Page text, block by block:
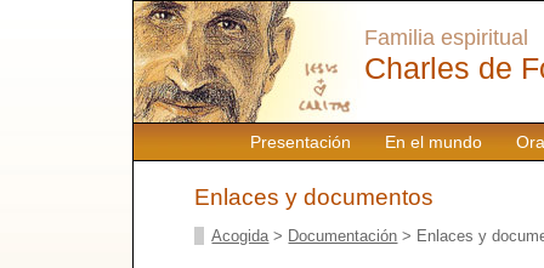
Presentación En el mundo
Familia espiritual
Charles de
Enlaces y documentos
Acogida > Documentación > Enlaces y